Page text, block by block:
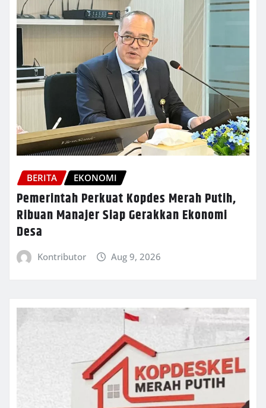
BERITA EKONOMI
Pemerintah Perkuat Kopdes Merah Putih,
Ribuan Manajer Siap Gerakkan Ekonomi
Desa
Kontributor Aug 9, 2026